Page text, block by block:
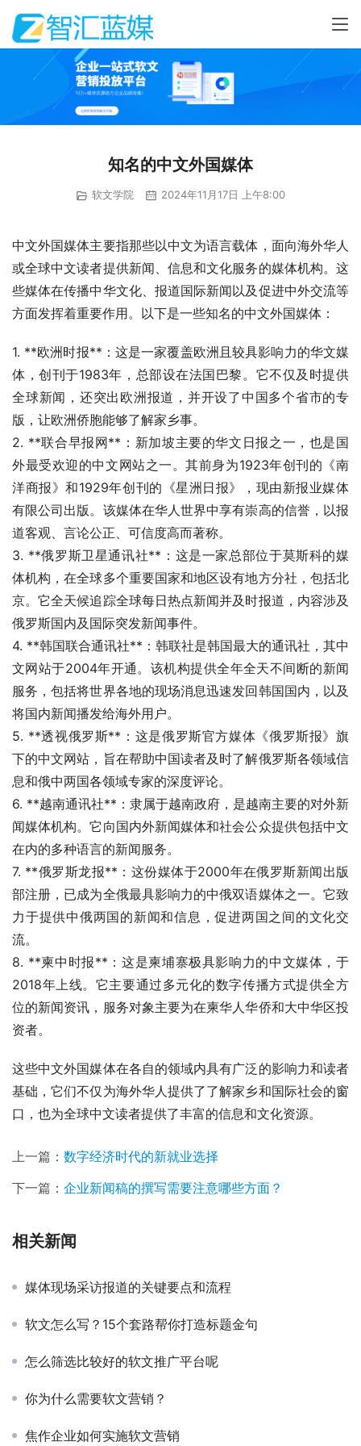
知名的中文外国媒体
软文学院 2024年11月17日 上午8:00
中文外国媒体主要指那些以中文为语言载体，面向海外华人
或全球中文读者提供新闻、信息和文化服务的媒体机构。这
些媒体在传播中华文化、报道国际新闻以及促进中外交流等
方面发挥着重要作用。以下是一些知名的中文外国媒体：
1. **欧洲时报**：这是一家覆盖欧洲且较具影响力的华文媒
体，创刊于1983年，总部设在法国巴黎。它不仅及时提供
全球新闻，还突出欧洲报道，并开设了中国多个省市的专
版，让欧洲侨胞能够了解家乡事。
2. **联合早报网**：新加坡主要的华文日报之一，也是国
外最受欢迎的中文网站之一。其前身为1923年创刊的《南
洋商报》和1929年创刊的《星洲日报》，现由新报业媒体
有限公司出版。该媒体在华人世界中享有崇高的信誉，以报
道客观、言论公正、可信度高而著称。
3. **俄罗斯卫星通讯社**：这是一家总部位于莫斯科的媒
体机构，在全球多个重要国家和地区设有地方分社，包括北
京。它全天候追踪全球每日热点新闻并及时报道，内容涉及
俄罗斯国内及国际突发新闻事件。
4. **韩国联合通讯社**：韩联社是韩国最大的通讯社，其中
文网站于2004年开通。该机构提供全年全天不间断的新闻
服务，包括将世界各地的现场消息迅速发回韩国国内，以及
将国内新闻播发给海外用户。
5. **透视俄罗斯**：这是俄罗斯官方媒体《俄罗斯报》旗
下的中文网站，旨在帮助中国读者及时了解俄罗斯各领域信
息和俄中两国各领域专家的深度评论。
6. **越南通讯社**：隶属于越南政府，是越南主要的对外新
闻媒体机构。它向国内外新闻媒体和社会公众提供包括中文
在内的多种语言的新闻服务。
7. **俄罗斯龙报**：这份媒体于2000年在俄罗斯新闻出版
部注册，已成为全俄最具影响力的中俄双语媒体之一。它致
力于提供中俄两国的新闻和信息，促进两国之间的文化交
流。
8. **柬中时报**：这是柬埔寨极具影响力的中文媒体，于
2018年上线。它主要通过多元化的数字传播方式提供全方
位的新闻资讯，服务对象主要为在柬华人华侨和大中华区投
资者。
这些中文外国媒体在各自的领域内具有广泛的影响力和读者
基础，它们不仅为海外华人提供了了解家乡和国际社会的窗
口，也为全球中文读者提供了丰富的信息和文化资源。
上一篇： 数字经济时代的新就业选择
下一篇： 企业新闻稿的撰写需要注意哪些方面？
相关新闻
媒体现场采访报道的关键要点和流程
软文怎么写？15个套路帮你打造标题金句
怎么筛选比较好的软文推广平台呢
你为什么需要软文营销？
焦作企业如何实施软文营销